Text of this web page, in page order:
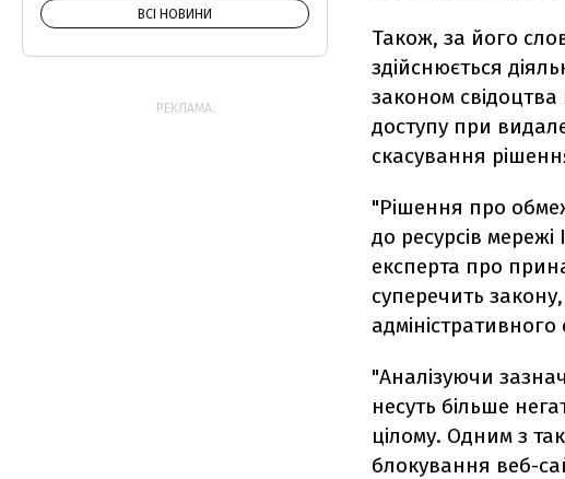
Також, за його
здійснюється
законом
доступу при
скасування
"Рішення про
до ресурсів
експерта про
суперечить
"Аналізуючи
несуть більше
цілому. Одним з
блокування вeб-
ВСІ НОВИНИ
РЕКЛАМА: